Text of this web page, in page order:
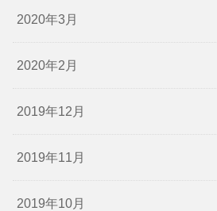
2020年3月
2020年2月
2019年12月
2019年11月
2019年10月